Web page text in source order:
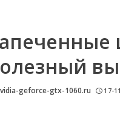
geforce-gtx-1060.ru 17-